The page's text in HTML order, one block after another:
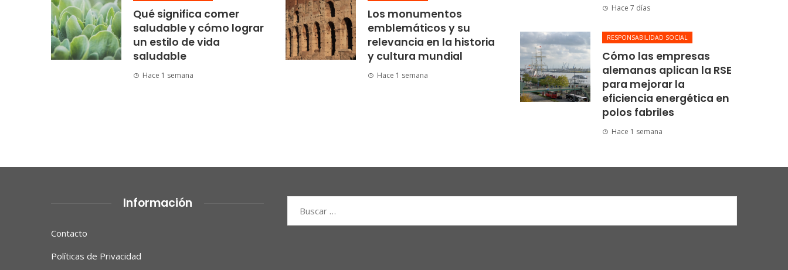
Qué significa comer
saludable y cómo lograr
un estilo de vida
saludable
Hace 1 semana
Los monumentos
emblemáticos y su
relevancia en la historia
y cultura mundial
Hace 1 semana
Hace 7 días
RESPONSABILIDAD SOCIAL
Cómo las empresas
alemanas aplican la RSE
para mejorar la
eficiencia energética en
polos fabriles
Hace 1 semana
Información
Contacto
Políticas de Privacidad